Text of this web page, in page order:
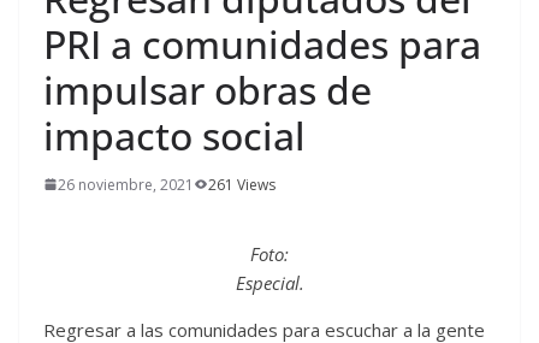
PRI a comunidades para
impulsar obras de
impacto social
26 noviembre, 2021 261 Views
Foto:
Especial.
Regresar a las comunidades para escuchar a la gente